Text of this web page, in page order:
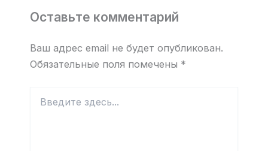
Оставьте комментарий
Ваш адрес email не будет опубликован.
Обязательные поля помечены *
здесь...